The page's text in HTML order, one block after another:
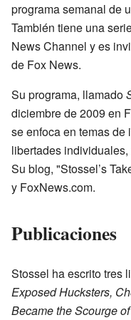
programa semanal de
También tiene una
News Channel y es
de Fox News.
Su programa, llamado
diciembre de 2009 en
se enfoca en temas
libertades
Su blog, "Stossel’s
y FoxNews.com.
Publicaciones
Stossel ha escrito tres
Exposed Hucksters,
Became the Scourge